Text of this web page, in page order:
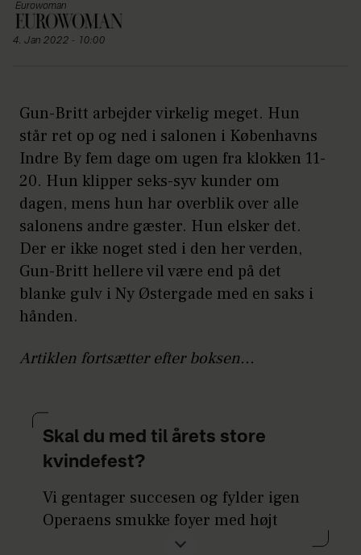
Eurowoman
4. Jan 2022 - 10:00
Gun-Britt arbejder virkelig meget. Hun
står ret op og ned i salonen i Københavns
Indre By fem dage om ugen fra klokken 11-
20. Hun klipper seks-syv kunder om
dagen, mens hun har overblik over alle
salonens andre gæster. Hun elsker det.
Der er ikke noget sted i den her verden,
Gun-Britt hellere vil være end på det
blanke gulv i Ny Østergade med en saks i
hånden.
Artiklen fortsætter efter boksen...
Skal du med til årets store
kvindefest?
Vi gentager succesen og fylder igen
Operaens smukke foyer med højt
humør til dette års ALT for damernes